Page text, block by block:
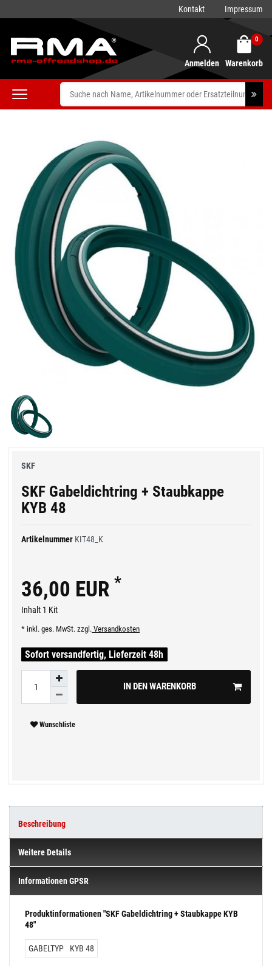
Kontakt Impressum
Anmelden
0
Warenkorb
SKF
SKF Gabeldichtring + Staubkappe
KYB 48
Artikelnummer KIT48_K
36,00 EUR *
Inhalt 1 Kit
* inkl. ges. MwSt. zzgl. Versandkosten
Sofort versandfertig, Lieferzeit 48h
IN DEN WARENKORB
Wunschliste
Beschreibung
Weitere Details
Informationen GPSR
Produktinformationen "SKF Gabeldichtring + Staubkappe KYB
48"
GABELTYP KYB 48